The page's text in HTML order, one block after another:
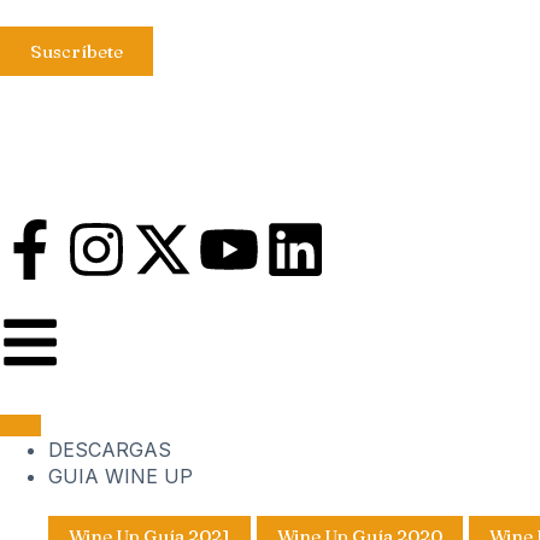
Suscríbete
DESCARGAS
GUIA WINE UP